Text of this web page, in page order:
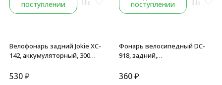
поступлении
поступлении
Велофонарь задний Jokie XC-
142, аккумуляторный, 300
LED, Box
530₽
Фонарь велосипедный DC-
918, задний,
USB кабель, LED 50 Lumens, 2
360₽